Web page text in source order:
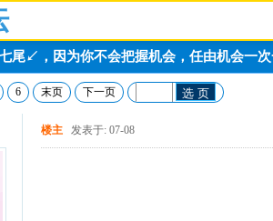
↙，因为你不会把握机会，任由机会一次
6 末页 下一页 选 页
楼主 发表于: 07-08